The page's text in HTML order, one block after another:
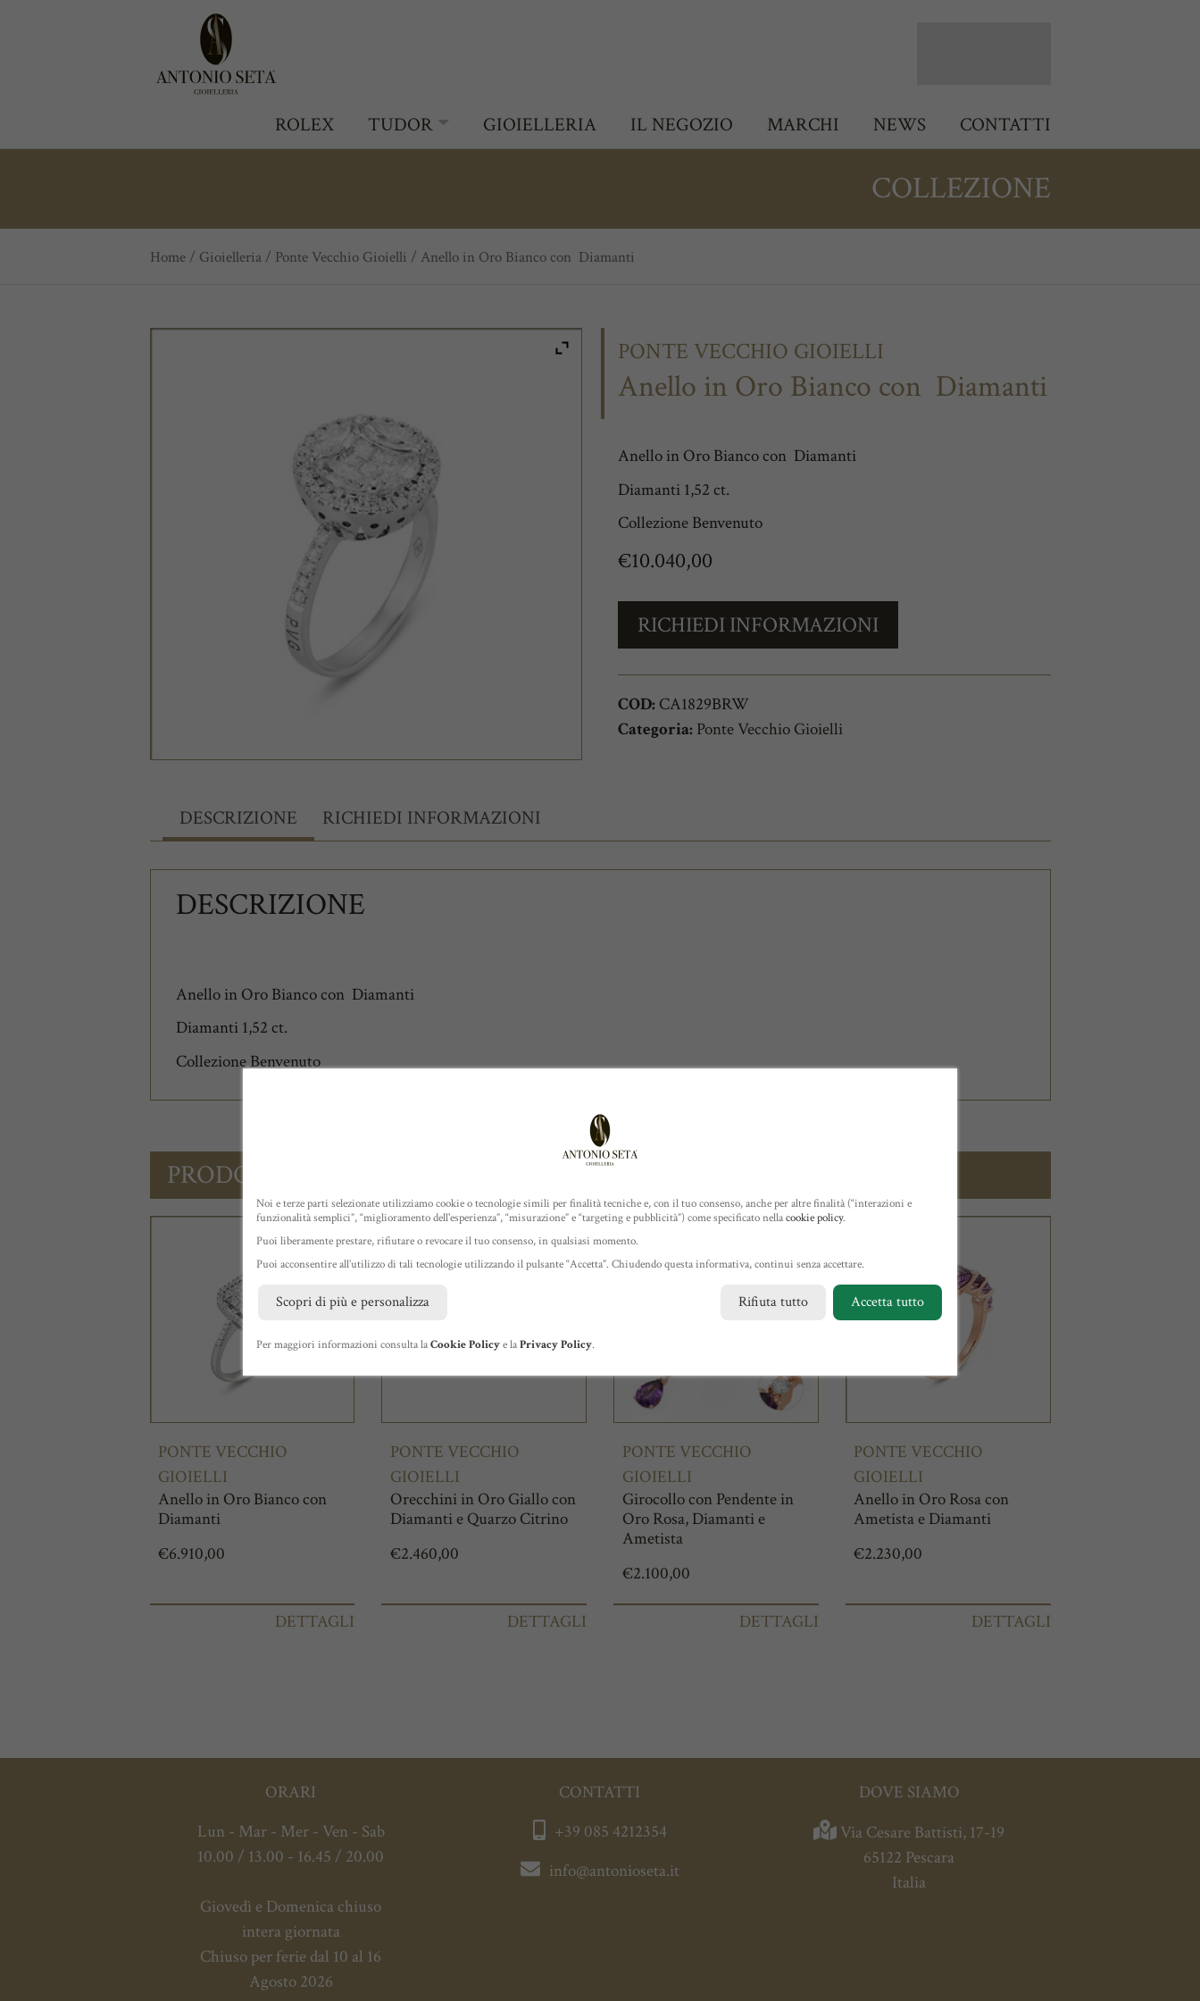
Antonio Seta Gioielleria
ROLEX TUDOR GIOIELLERIA IL NEGOZIO MARCHI NEWS CONTATTI
COLLEZIONE
Home/ Gioielleria/ Ponte Vecchio Gioielli / Anello in Oro Bianco con Diamanti
PONTE VECCHIO GIOIELLI
Anello in Oro Bianco con Diamanti
Anello in Oro Bianco con Diamanti
Diamanti 1,52 ct.
Collezione Benvenuto
€10.040,00
RICHIEDI INFORMAZIONI
COD: CA1829BRW
Categoria: Ponte Vecchio Gioielli
DESCRIZIONE RICHIEDI INFORMAZIONI
DESCRIZIONE
Anello in Oro Bianco con Diamanti
Diamanti 1,52 ct.
Collezione Benvenuto
PRODOTTI CORRELATI
PONTE VECCHIO
GIOIELLI
Anello in Oro Bianco con
Diamanti
€6.910,00
DETTAGLI
PONTE VECCHIO
GIOIELLI
Orecchini in Oro Giallo con
Diamanti e Quarzo Citrino
€2.460,00
DETTAGLI
PONTE VECCHIO
GIOIELLI
Girocollo con Pendente in
Oro Rosa, Diamanti e
Ametista
€2.100,00
DETTAGLI
PONTE VECCHIO
GIOIELLI
Anello in Oro Rosa con
Ametista e Diamanti
€2.230,00
DETTAGLI
ORARI
Lun - Mar - Mer - Ven - Sab
10.00 / 13.00 - 16.45 / 20.00
Giovedì e Domenica chiuso
intera giornata
Chiuso per ferie dal 10 al 16
Agosto 2026
CONTATTI
+39 085 4212354
info@antonioseta.it
DOVE SIAMO
Via Cesare Battisti, 17-19
65122 Pescara
Italia
Noi e terze parti selezionate utilizziamo cookie o tecnologie simili per finalità tecniche e, con il tuo consenso, anche per altre finalità (“interazioni e
funzionalità semplici”, “miglioramento dell'esperienza”, “misurazione” e “targeting e pubblicità”) come specificato nellacookie policy.
Puoi liberamente prestare, rifiutare o revocare il tuo consenso, in qualsiasi momento.
Puoi acconsentire all’utilizzo di tali tecnologie utilizzando il pulsante “Accetta”. Chiudendo questa informativa, continui senza accettare.
Scopri di più e personalizza Rifiuta tutto Accetta tutto
Per maggiori informazioni consulta laCookie Policye laPrivacy Policy.